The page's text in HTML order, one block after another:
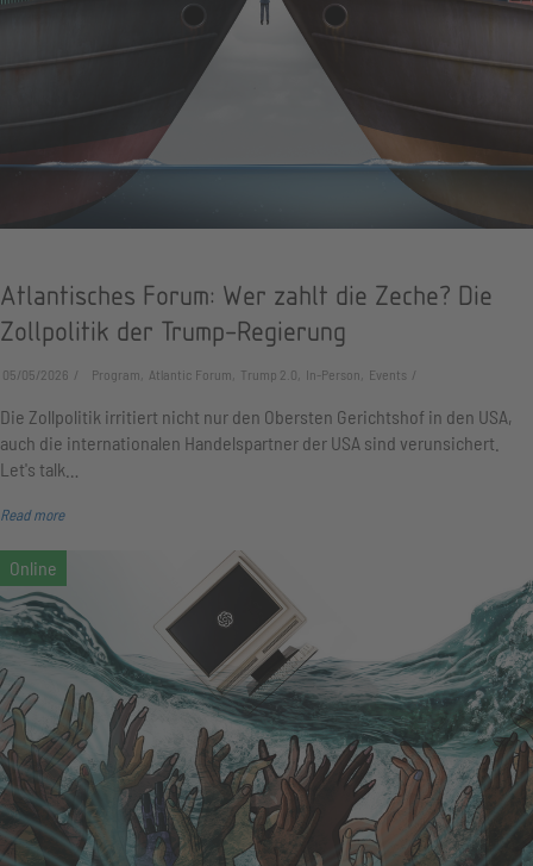
Atlantisches Forum: Wer zahlt die Zeche? Die
Zollpolitik der Trump-Regierung
05/05/2026 Program, Atlantic Forum, Trump 2.0, In-Person, Events
Die Zollpolitik irritiert nicht nur den Obersten Gerichtshof in den USA,
auch die internationalen Handelspartner der USA sind verunsichert.
Let's talk…
Read more